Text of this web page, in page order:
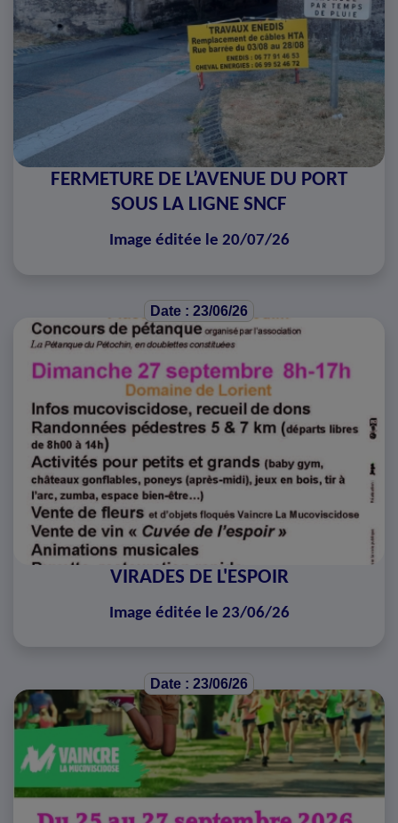
FERMETURE DE L’AVENUE DU PORT
SOUS LA LIGNE SNCF
Image éditée le 20/07/26
Date : 23/06/26
VIRADES DE L'ESPOIR
Image éditée le 23/06/26
Date : 23/06/26